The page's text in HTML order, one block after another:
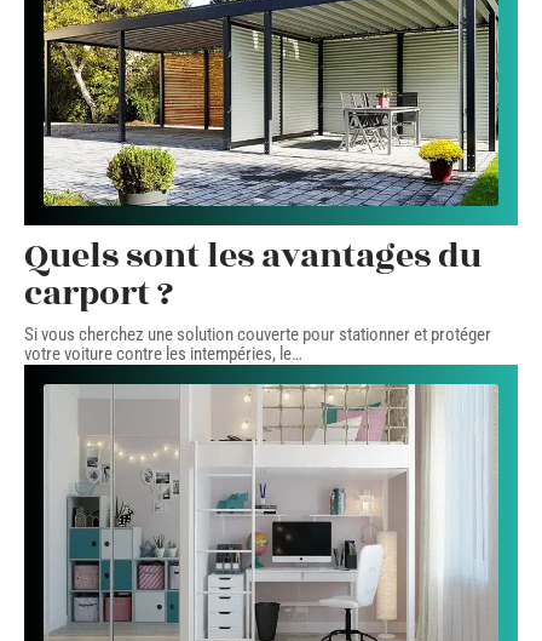
Quels sont les avantages du
carport ?
Si vous cherchez une solution couverte pour stationner et protéger
votre voiture contre les intempéries, le…